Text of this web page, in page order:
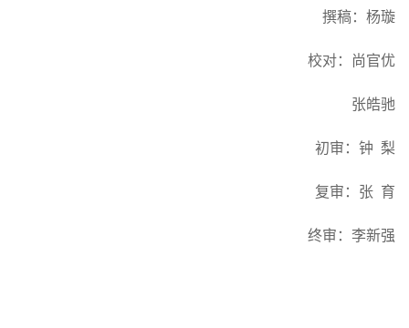
撰稿：杨璇
校对：尚官优
张皓驰
初审：钟 梨
复审：张 育
终审：李新强